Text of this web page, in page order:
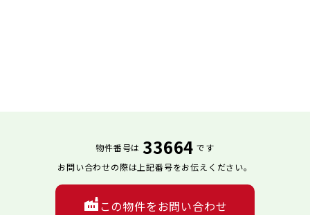
物件番号は 33664 です
お問い合わせの際は上記番号をお伝えください。
この物件をお問い合わせ